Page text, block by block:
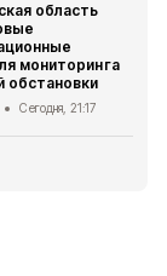
область
мониторинга
обстановки
Сегодня, 21:17